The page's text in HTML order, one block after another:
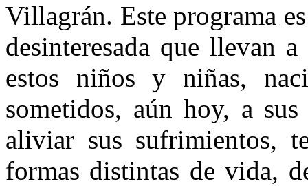
Villagrán. Este programa
desinteresada que llevan
estos niños y niñas,
sometidos, aún hoy, a sus
aliviar sus sufrimientos,
formas distintas de vida,